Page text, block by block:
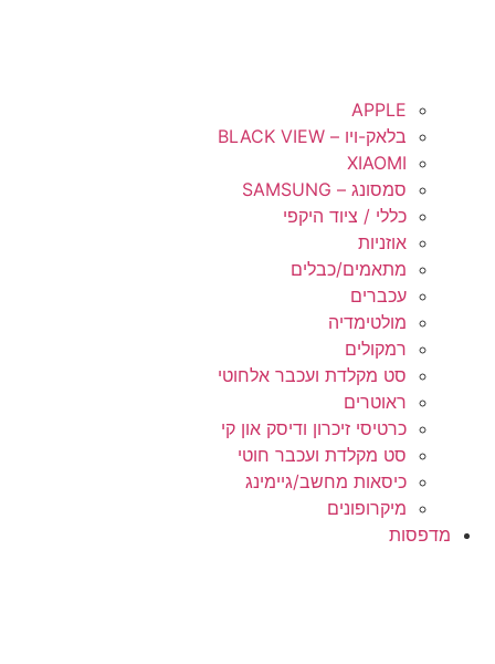
APPLE
בלאק-ויו – BLACK VIEW
XIAOMI
סמסונג – SAMSUNG
כללי / ציוד היקפי
אוזניות
מתאמים/כבלים
עכברים
מולטימדיה
רמקולים
סט מקלדת ועכבר אלחוטי
ראוטרים
כרטיסי זיכרון ודיסק און קי
סט מקלדת ועכבר חוטי
כיסאות מחשב/גיימינג
מיקרופונים
מדפסות